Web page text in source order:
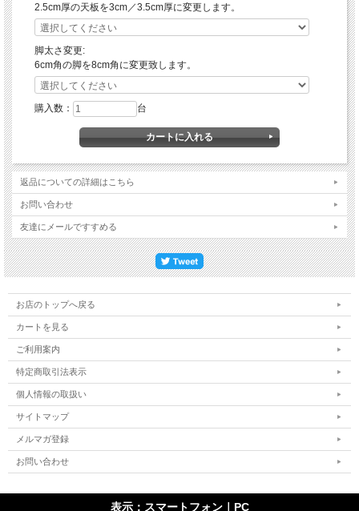
2.5cm厚の天板を3cm／3.5cm厚に変更します。
脚太さ変更:
6cm角の脚を8cm角に変更致します。
購入数： 台
返品についての詳細はこちら
お問い合わせ
友達にメールですすめる
お店のトップへ戻る
カートを見る
ご利用案内
特定商取引法表示
個人情報の取扱い
サイトマップ
メルマガ登録
お問い合わせ
表示：スマートフォン｜ PC